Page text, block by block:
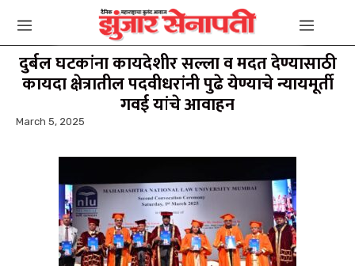
दुर्बल घटकांना कायदेशीर सल्ला व मदत देण्यासाठी
कायदा क्षेत्रातील पदवीधरांनी पुढे येण्याचे न्यायमूर्ती
गवई यांचे आवाहन
March 5, 2025